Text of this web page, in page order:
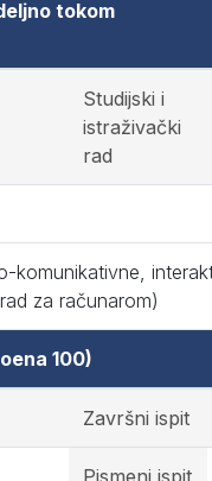
tokom
Studijski i
istraživački
rad
komunikativne,
za računarom)
100)
Završni ispit
Pismeni ispit